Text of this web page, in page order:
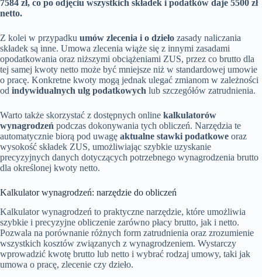
7584 zł, co po odjęciu wszystkich składek i podatków daje 5500 zł
netto.
Z kolei w przypadku umów zlecenia i o dzieło zasady naliczania
składek są inne. Umowa zlecenia wiąże się z innymi zasadami
opodatkowania oraz niższymi obciążeniami ZUS, przez co brutto dla
tej samej kwoty netto może być mniejsze niż w standardowej umowie
o pracę. Konkretne kwoty mogą jednak ulegać zmianom w zależności
od indywidualnych ulg podatkowych lub szczegółów zatrudnienia.
Warto także skorzystać z dostępnych online kalkulatorów
wynagrodzeń podczas dokonywania tych obliczeń. Narzędzia te
automatycznie biorą pod uwagę aktualne stawki podatkowe oraz
wysokość składek ZUS, umożliwiając szybkie uzyskanie
precyzyjnych danych dotyczących potrzebnego wynagrodzenia brutto
dla określonej kwoty netto.
Kalkulator wynagrodzeń: narzędzie do obliczeń
Kalkulator wynagrodzeń to praktyczne narzędzie, które umożliwia
szybkie i precyzyjne obliczenie zarówno płacy brutto, jak i netto.
Pozwala na porównanie różnych form zatrudnienia oraz zrozumienie
wszystkich kosztów związanych z wynagrodzeniem. Wystarczy
wprowadzić kwotę brutto lub netto i wybrać rodzaj umowy, taki jak
umowa o pracę, zlecenie czy dzieło.